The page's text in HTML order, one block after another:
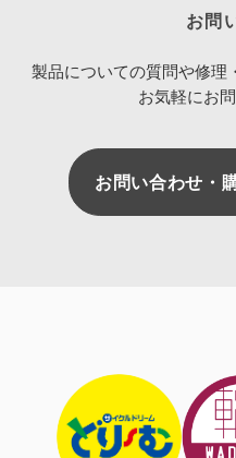
お問
製品についての質問や修理
お気軽にお
お問い合わせ・